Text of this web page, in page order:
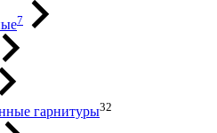
7
гарнитуры32